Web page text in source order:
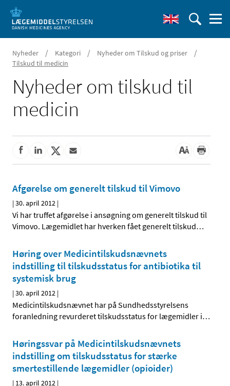
Nyheder / Kategori / Nyheder om Tilskud og priser /
Tilskud til medicin
Nyheder om tilskud til
medicin
Afgørelse om generelt tilskud til Vimovo
|30. april 2012 |
Vi har truffet afgørelse i ansøgning om generelt tilskud til
Vimovo. Lægemidlet har hverken fået generelt tilskud…
Høring over Medicintilskudsnævnets
indstilling til tilskudsstatus for antibiotika til
systemisk brug
|30. april 2012 |
Medicintilskudsnævnet har på Sundhedsstyrelsens
foranledning revurderet tilskudsstatus for lægemidler i…
Høringssvar på Medicintilskudsnævnets
indstilling om tilskudsstatus for stærke
smertestillende lægemidler (opioider)
| 13. april 2012 |